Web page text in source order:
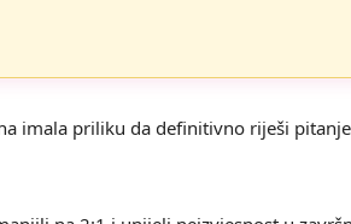
imala priliku da definitivno riješi